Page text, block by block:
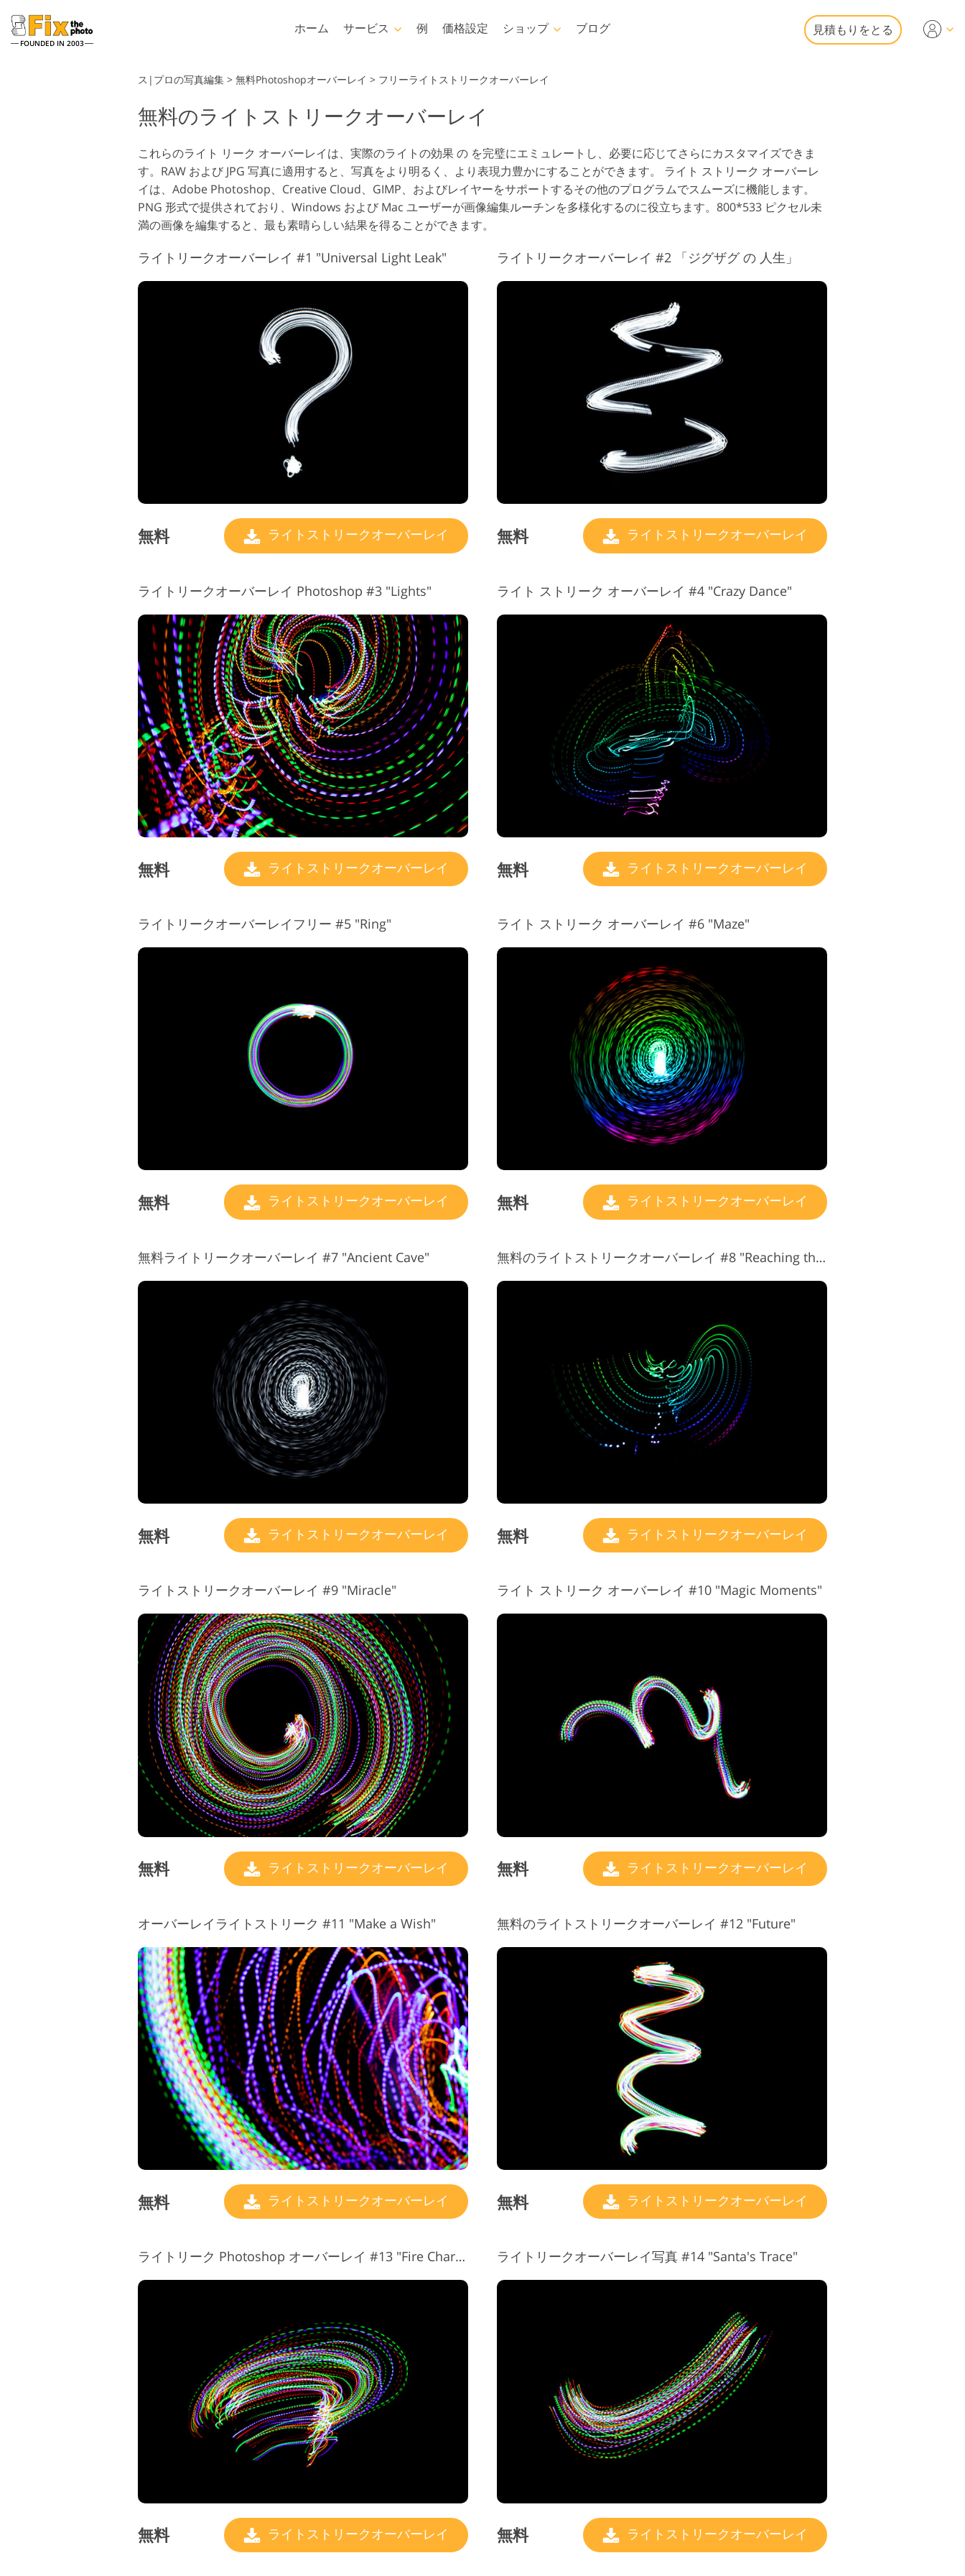
FOUNDED IN 2003
ホーム サービス
ビス
容
製品レタッチ製品内容 ジュエリーレタッチ製品内容 ビデオ編集サービス
例 価格設定 ショップ
Lightroom
Lightroomのプリセット
全体
ベストディールプリセット
モバイルコレクション
Photoshop
Photoshopアクション
Photoshopオーバーレイ
Photoshopテクスチャ
Psアクションコレクション
全体
Psはコレクション全体をオ
Templates
テンプレート
ト
バレンタインデーカード
結婚式招待状
子供の誕生日の招待状
ブログ 見積もりをとる
ス|プロの写真編集 > 無料Photoshopオーバーレイ > フリーライトストリークオーバーレイ
無料のライトストリークオーバーレイ
これらのライト リーク オーバーレイは、実際のライトの効果 の を完璧にエミュレートし、必要に応じてさらにカスタマイズできま
す。RAW および JPG 写真に適用すると、写真をより明るく、より表現力豊かにすることができます。 ライト ストリーク オーバーレ
イは、Adobe Photoshop、Creative Cloud、GIMP、およびレイヤーをサポートするその他のプログラムでスムーズに機能します。
PNG 形式で提供されており、Windows および Mac ユーザーが画像編集ルーチンを多様化するのに役立ちます。800*533 ピクセル未
満の画像を編集すると、最も素晴らしい結果を得ることができます。
ライトリークオーバーレイ #1 "Universal Light Leak"
無料 ライトストリークオーバーレイ
ライトリークオーバーレイ #2 「ジグザグ の 人生」
無料 ライトストリークオーバーレイ
ライトリークオーバーレイ Photoshop #3 "Lights"
無料 ライトストリークオーバーレイ
ライト ストリーク オーバーレイ #4 "Crazy Dance"
無料 ライトストリークオーバーレイ
ライトリークオーバーレイフリー #5 "Ring"
無料 ライトストリークオーバーレイ
ライト ストリーク オーバーレイ #6 "Maze"
無料 ライトストリークオーバーレイ
無料ライトリークオーバーレイ #7 "Ancient Cave"
無料 ライトストリークオーバーレイ
無料のライトストリークオーバーレイ #8 "Reaching the Sky"
無料 ライトストリークオーバーレイ
ライトストリークオーバーレイ #9 "Miracle"
無料 ライトストリークオーバーレイ
ライト ストリーク オーバーレイ #10 "Magic Moments"
無料 ライトストリークオーバーレイ
オーバーレイライトストリーク #11 "Make a Wish"
無料 ライトストリークオーバーレイ
無料のライトストリークオーバーレイ #12 "Future"
無料 ライトストリークオーバーレイ
ライトリーク Photoshop オーバーレイ #13 "Fire Chariot"
無料 ライトストリークオーバーレイ
ライトリークオーバーレイ写真 #14 "Santa's Trace"
無料 ライトストリークオーバーレイ